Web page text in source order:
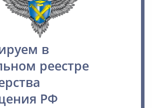
в
реестре
РФ